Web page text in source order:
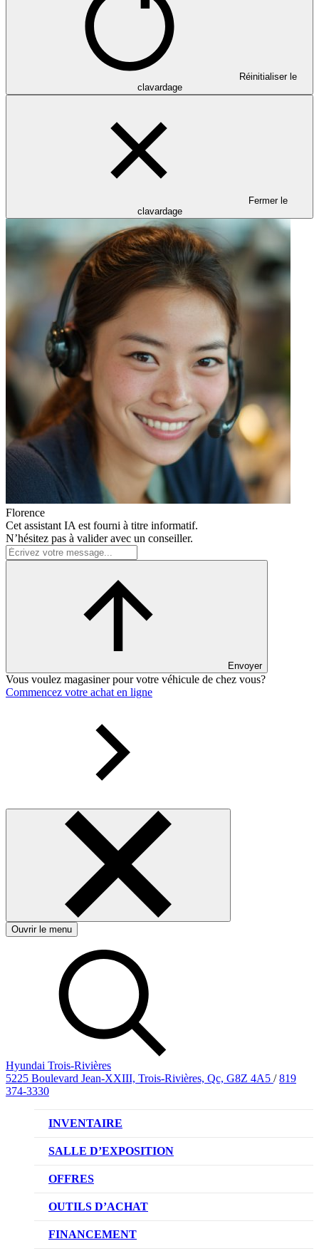
Réinitialiser le
clavardage
Fermer le
clavardage
Florence
Cet assistant IA est fourni à titre informatif.
N’hésitez pas à valider avec un conseiller.
Envoyer
Vous voulez magasiner pour votre véhicule de chez vous?
Commencez votre achat en ligne
Ouvrir le menu
Hyundai Trois-Rivières
5225 Boulevard Jean-XXIII, Trois-Rivières, Qc, G8Z 4A5 / 819
374-3330
INVENTAIRE
VÉHICULES NEUFS
VÉHICULES D’OCCASION
SALLE D’EXPOSITION
OFFRES
OFFRE DE VÉHICULES NEUFS
OFFRES DU CONCESSIONNAIRE
OUTILS D’ACHAT
CL!QUEZ ET ACHETEZ HYUNDAI
FINANCEMENT